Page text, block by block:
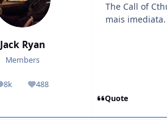
Jack Ryan
Members
8k
posts 488
Reputation
The Call of
mais imediata.
Quote